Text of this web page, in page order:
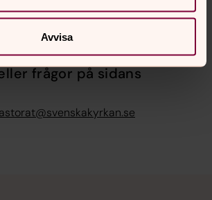
Avvisa
2026
frågor på sidans